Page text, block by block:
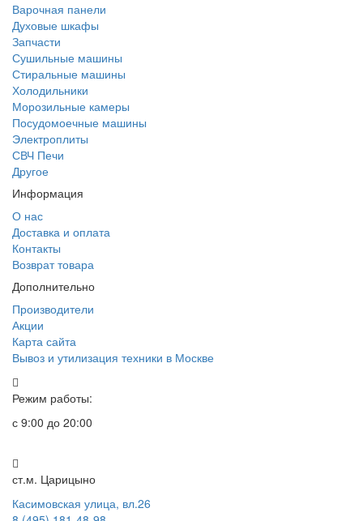
Варочная панели
Духовые шкафы
Запчасти
Сушильные машины
Стиральные машины
Холодильники
Морозильные камеры
Посудомоечные машины
Электроплиты
СВЧ Печи
Другое
Информация
О нас
Доставка и оплата
Контакты
Возврат товара
Дополнительно
Производители
Акции
Карта сайта
Вывоз и утилизация техники в Москве
Режим работы:
с 9:00 до 20:00
ст.м. Царицыно
Касимовская улица, вл.26